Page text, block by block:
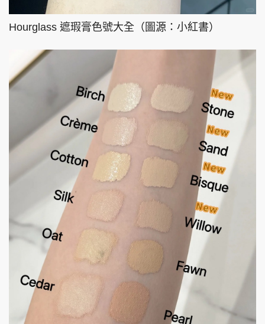
Hourglass 遮瑕膏色號大全（圖源：小紅書）